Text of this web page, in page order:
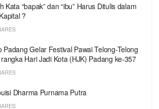
Kata “bapak” dan “ibu” Harus Ditulis dalam
?
Padang Gelar Festival Pawai Telong-Telong
Hari Jadi Kota (HJK) Padang ke-357
Dharma Purnama Putra